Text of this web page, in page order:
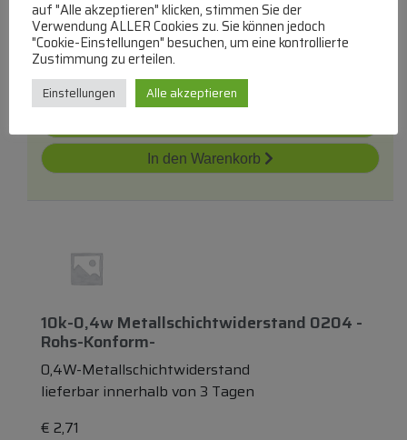
0,4W-Metallschichtwiderstand
lieferbar innerhalb von 3 Tagen
€2,71
In den Warenkorb
10k-0,4w Metallschichtwiderstand 0204 -
Rohs-Konform-
0,4W-Metallschichtwiderstand
lieferbar innerhalb von 3 Tagen
€ 2,71
auf "Alle akzeptieren" klicken, stimmen Sie der
Verwendung ALLER Cookies zu. Sie können jedoch
"Cookie-Einstellungen" besuchen, um eine kontrollierte
Zustimmung zu erteilen.
Einstellungen Alle akzeptieren